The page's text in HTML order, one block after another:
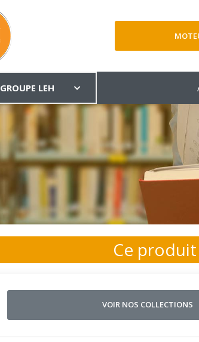
GROUPE LEH
Ce
VOIR NOS COLLECTIONS